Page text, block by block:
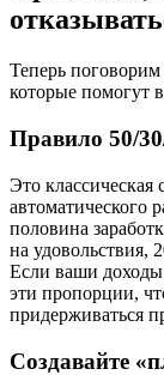
Теперь
которые помогут
Правило 50/
Это классическая
автоматического
половина
на удовольствия,
Если ваши доходы
эти пропорции,
придерживаться
Создавайте